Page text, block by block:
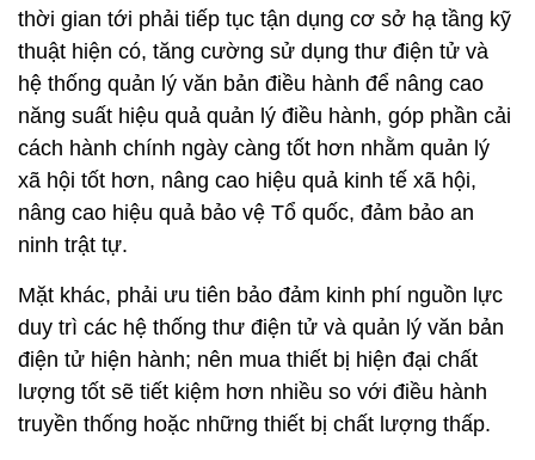
thời gian tới phải tiếp tục tận dụng cơ sở hạ tầng kỹ
thuật hiện có, tăng cường sử dụng thư điện tử và
hệ thống quản lý văn bản điều hành để nâng cao
năng suất hiệu quả quản lý điều hành, góp phần cải
cách hành chính ngày càng tốt hơn nhằm quản lý
xã hội tốt hơn, nâng cao hiệu quả kinh tế xã hội,
nâng cao hiệu quả bảo vệ Tổ quốc, đảm bảo an
ninh trật tự.
Mặt khác, phải ưu tiên bảo đảm kinh phí nguồn lực
duy trì các hệ thống thư điện tử và quản lý văn bản
điện tử hiện hành; nên mua thiết bị hiện đại chất
lượng tốt sẽ tiết kiệm hơn nhiều so với điều hành
truyền thống hoặc những thiết bị chất lượng thấp.